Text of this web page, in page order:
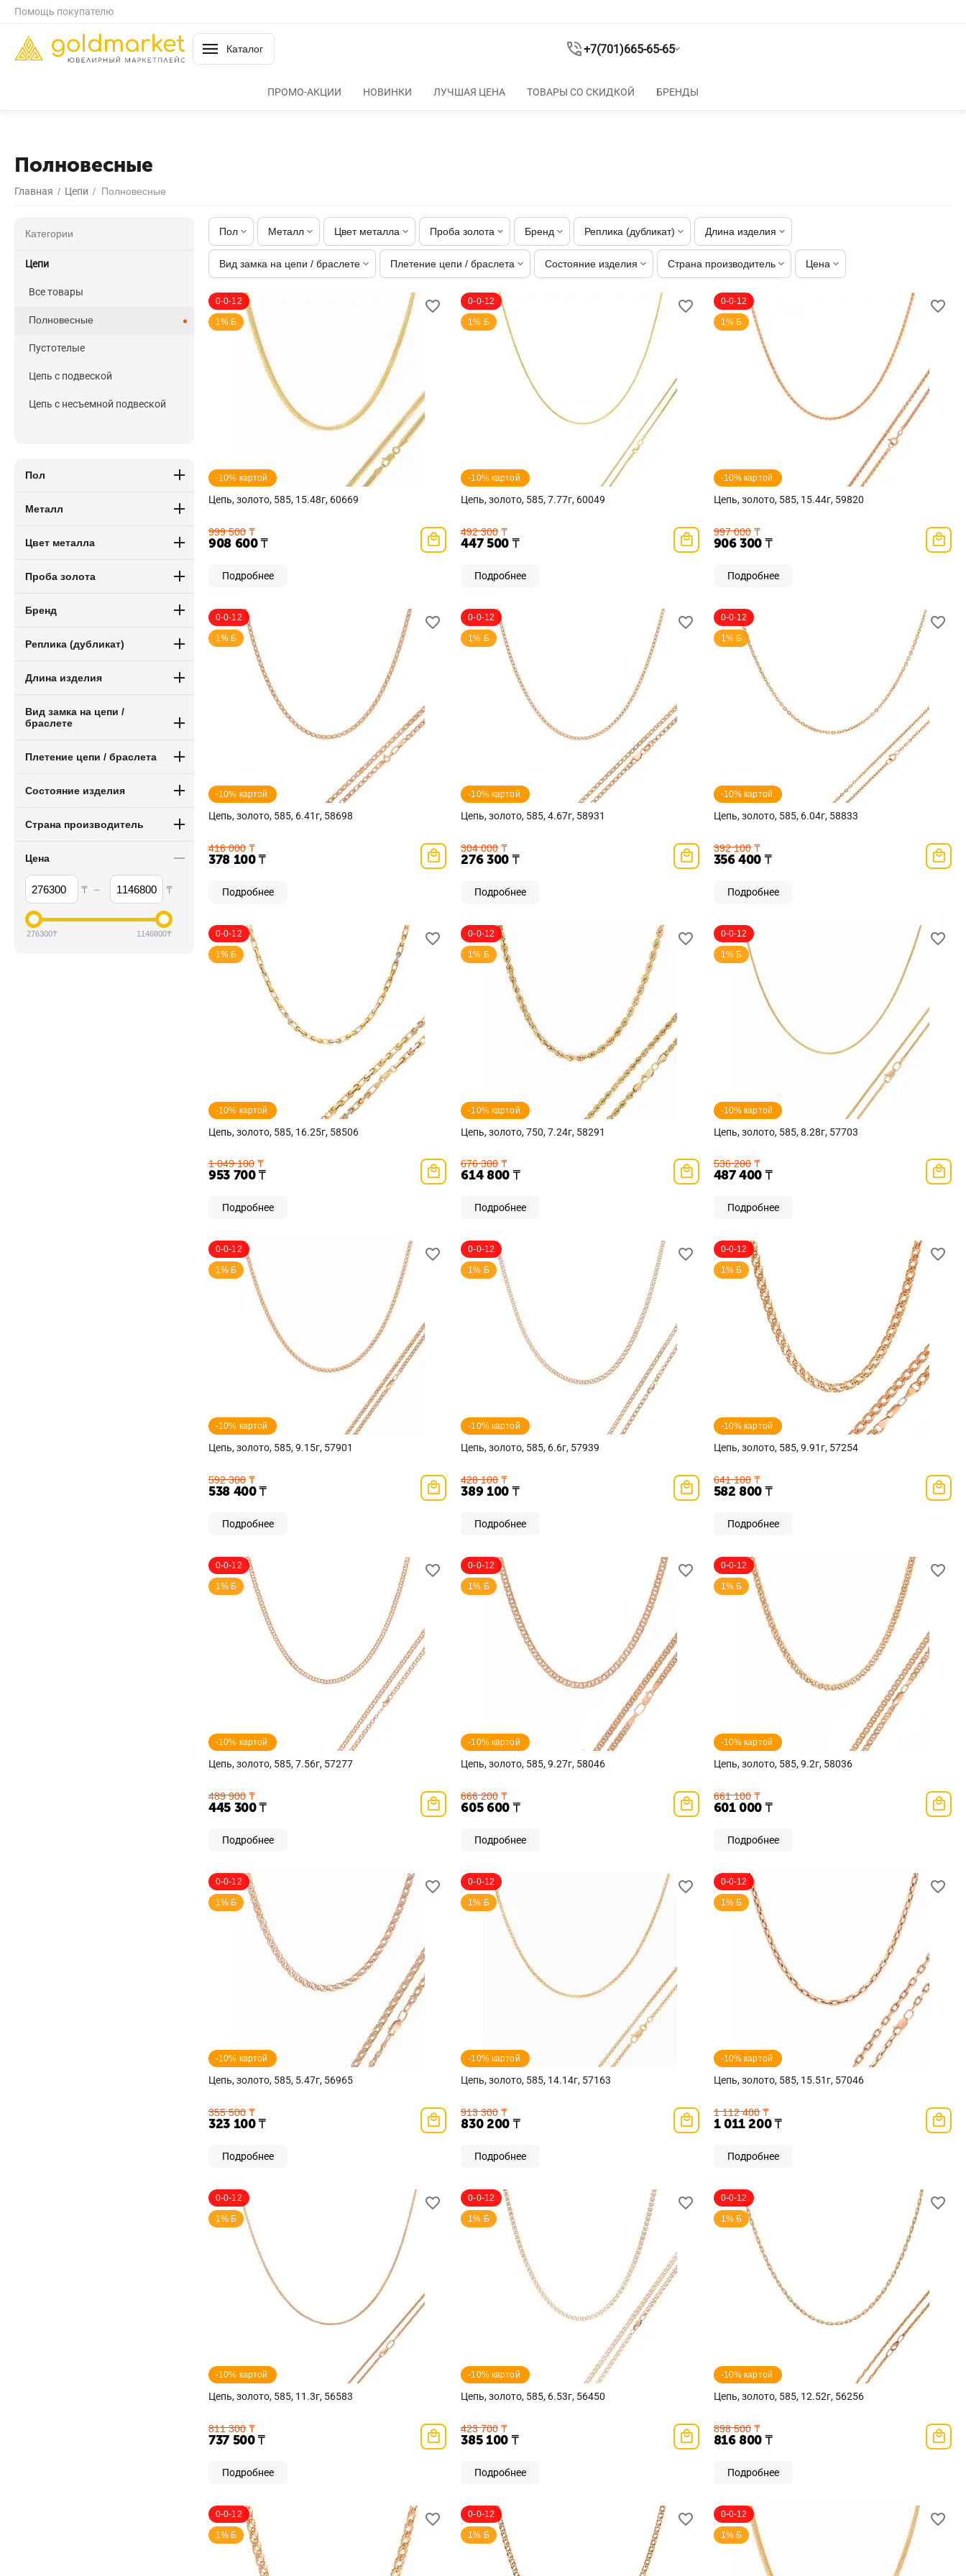
Помощь покупателю
Каталог +7(701)665-65-65
ПРОМО-АКЦИИ НОВИНКИ ЛУЧШАЯ ЦЕНА ТОВАРЫ СО СКИДКОЙ БРЕНДЫ
Полновесные
Главная / ​Цепи / Полновесные
Пол Металл Цвет металла Проба золота Бренд Реплика (дубликат) Длина изделия
Вид замка на цепи / браслете Плетение цепи / браслета Состояние изделия Страна производитель Цена
0-0-12
1% Б
-10% картой
Цепь, золото, 585, 15.48г, 60669
999 500 ₸
908 600₸
Подробнее
0-0-12
1% Б
-10% картой
Цепь, золото, 585, 7.77г, 60049
492 300 ₸
447 500₸
Подробнее
0-0-12
1% Б
-10% картой
Цепь, золото, 585, 15.44г, 59820
997 000 ₸
906 300₸
Подробнее
0-0-12
1% Б
-10% картой
Цепь, золото, 585, 6.41г, 58698
416 000 ₸
378 100₸
Подробнее
0-0-12
1% Б
-10% картой
Цепь, золото, 585, 4.67г, 58931
304 000 ₸
276 300₸
Подробнее
0-0-12
1% Б
-10% картой
Цепь, золото, 585, 6.04г, 58833
392 100 ₸
356 400₸
Подробнее
0-0-12
1% Б
-10% картой
Цепь, золото, 585, 16.25г, 58506
1 049 100 ₸
953 700₸
Подробнее
0-0-12
1% Б
-10% картой
Цепь, золото, 750, 7.24г, 58291
676 300 ₸
614 800₸
Подробнее
0-0-12
1% Б
-10% картой
Цепь, золото, 585, 8.28г, 57703
536 200 ₸
487 400₸
Подробнее
0-0-12
1% Б
-10% картой
Цепь, золото, 585, 9.15г, 57901
592 300 ₸
538 400₸
Подробнее
0-0-12
1% Б
-10% картой
Цепь, золото, 585, 6.6г, 57939
428 100 ₸
389 100₸
Подробнее
0-0-12
1% Б
-10% картой
Цепь, золото, 585, 9.91г, 57254
641 100 ₸
582 800₸
Подробнее
0-0-12
1% Б
-10% картой
Цепь, золото, 585, 7.56г, 57277
489 900 ₸
445 300₸
Подробнее
0-0-12
1% Б
-10% картой
Цепь, золото, 585, 9.27г, 58046
666 200 ₸
605 600₸
Подробнее
0-0-12
1% Б
-10% картой
Цепь, золото, 585, 9.2г, 58036
661 100 ₸
601 000₸
Подробнее
0-0-12
1% Б
-10% картой
Цепь, золото, 585, 5.47г, 56965
355 500 ₸
323 100₸
Подробнее
0-0-12
1% Б
-10% картой
Цепь, золото, 585, 14.14г, 57163
913 300 ₸
830 200₸
Подробнее
0-0-12
1% Б
-10% картой
Цепь, золото, 585, 15.51г, 57046
1 112 400 ₸
1 011 200₸
Подробнее
0-0-12
1% Б
-10% картой
Цепь, золото, 585, 11.3г, 56583
811 300 ₸
737 500₸
Подробнее
0-0-12
1% Б
-10% картой
Цепь, золото, 585, 6.53г, 56450
423 700 ₸
385 100₸
Подробнее
0-0-12
1% Б
-10% картой
Цепь, золото, 585, 12.52г, 56256
898 500 ₸
816 800₸
Подробнее
0-0-12
1% Б
0-0-12
1% Б
0-0-12
1% Б
Категории
​Цепи
Все товары
Полновесные
Пустотелые
Цепь с подвеской
Цепь с несъемной подвеской
Пол
Металл
Цвет металла
Проба золота
Бренд
Реплика (дубликат)
Длина изделия
Вид замка на цепи /
браслете
Плетение цепи / браслета
Состояние изделия
Страна производитель
Цена
₸ – ₸
276300₸ 1146800₸